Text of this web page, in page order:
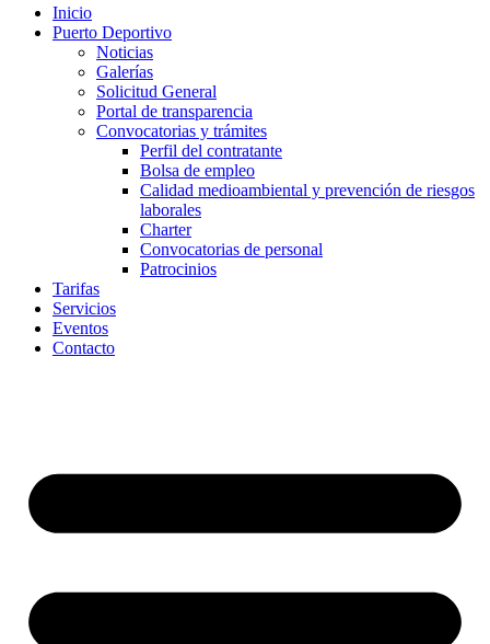
Inicio
Puerto Deportivo
Noticias
Galerías
Solicitud General
Portal de transparencia
Convocatorias y trámites
Perfil del contratante
Bolsa de empleo
Calidad medioambiental y prevención de riesgos
laborales
Charter
Convocatorias de personal
Patrocinios
Tarifas
Servicios
Eventos
Contacto